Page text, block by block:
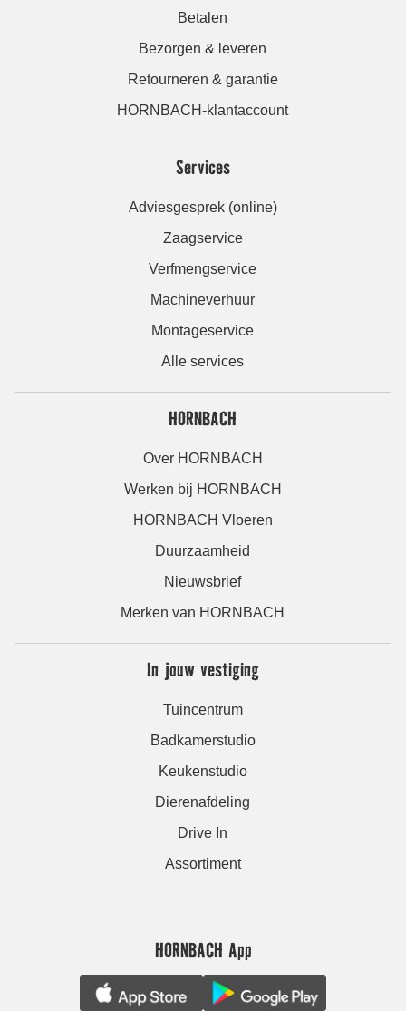
Betalen
Bezorgen & leveren
Retourneren & garantie
HORNBACH-klantaccount
Services
Adviesgesprek (online)
Zaagservice
Verfmengservice
Machineverhuur
Montageservice
Alle services
HORNBACH
Over HORNBACH
Werken bij HORNBACH
HORNBACH Vloeren
Duurzaamheid
Nieuwsbrief
Merken van HORNBACH
In jouw vestiging
Tuincentrum
Badkamerstudio
Keukenstudio
Dierenafdeling
Drive In
Assortiment
HORNBACH App